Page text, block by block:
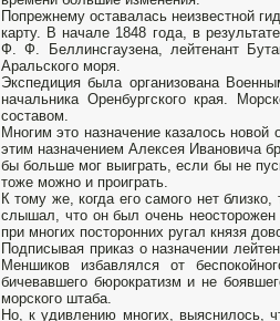
Попрежнему оставалась неизвестной
карту. В начале 1848 года, в
Ф. Ф. Беллинсгаузена, лейтенант
Аральского моря.
Экспедиция была организована
начальника Оренбургского края.
составом.
Многим это назначение казалось
этим назначением Алексея Ивановича
бы больше мог выиграть, если бы не
тоже можно и проиграть.
К тому же, когда его самого нет
слышал, что он был очень
при многих посторонних ругал князя
Подписывая приказ о назначении
Меншиков избавлялся от
бичевавшего бюрократизм и не
морского штаба.
Но, к удивлению многих, выяснилось,